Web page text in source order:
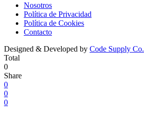
Nosotros
Política de Privacidad
Política de Cookies
Contacto
Designed & Developed by Code Supply Co.
Total
0
Share
0
0
0